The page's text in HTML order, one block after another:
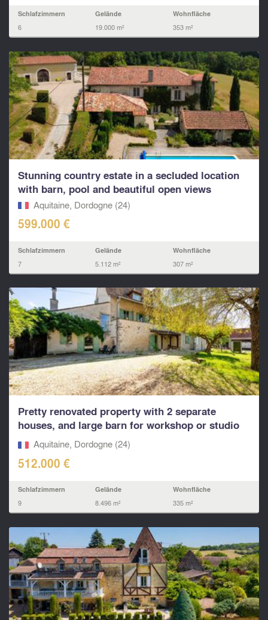
Schlafzimmern
6
Gelände
19.000 m²
Wohnfläche
353 m²
Stunning country estate in a secluded location
with barn, pool and beautiful open views
Aquitaine, Dordogne (24)
599.000 €
Schlafzimmern
7
Gelände
5.112 m²
Wohnfläche
307 m²
Pretty renovated property with 2 separate
houses, and large barn for workshop or studio
with private
Aquitaine, Dordogne (24)
512.000 €
Schlafzimmern
9
Gelände
8.496 m²
Wohnfläche
335 m²